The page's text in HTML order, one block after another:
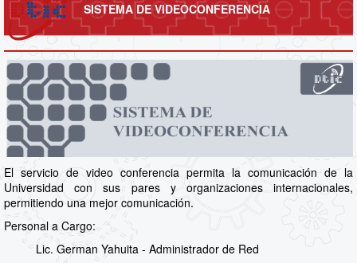
SISTEMA DE VIDEOCONFERENCIA
El servicio de video conferencia permita la comunicación de la
Universidad con sus pares y organizaciones internacionales,
permitiendo una mejor comunicación.
Personal a Cargo:
Lic. German Yahuita - Administrador de Red